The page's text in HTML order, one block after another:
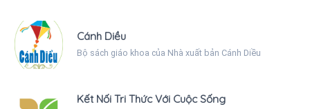
Cánh Diều
Bộ sách giáo khoa của Nhà xuất bản Cánh Diều
Kết Nối Tri Thức Với Cuộc Sống